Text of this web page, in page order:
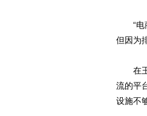
“电商
但因为
在王
流的平
设施不